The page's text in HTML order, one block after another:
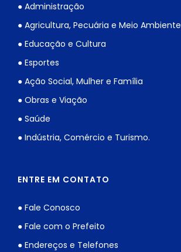
● Administração
● Agricultura, Pecuária e Meio Ambiente
● Educação e Cultura
● Esportes
● Ação Social, Mulher e Família
● Obras e Viação
● Saúde
● Indústria, Comércio e Turismo.
ENTRE EM CONTATO
● Fale Conosco
● Fale com o Prefeito
● Endereços e Telefones